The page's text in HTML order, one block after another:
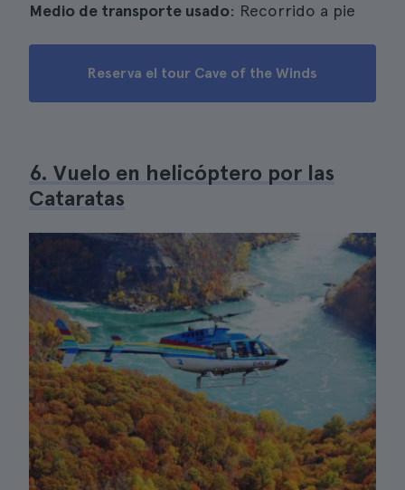
Medio de transporte usado: Recorrido a pie
Reserva el tour Cave of the Winds
6. Vuelo en helicóptero por las
Cataratas